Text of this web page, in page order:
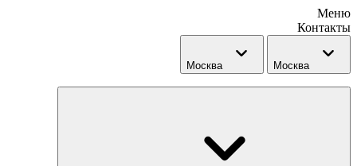
Меню
Контакты
Москва Москва